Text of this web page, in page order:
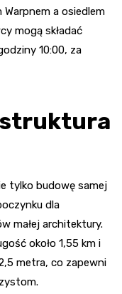
a osiedlem
mogą składać
10:00, za
tylko budowę samej
dla
małej architektury.
około 1,55 km i
metra, co zapewni